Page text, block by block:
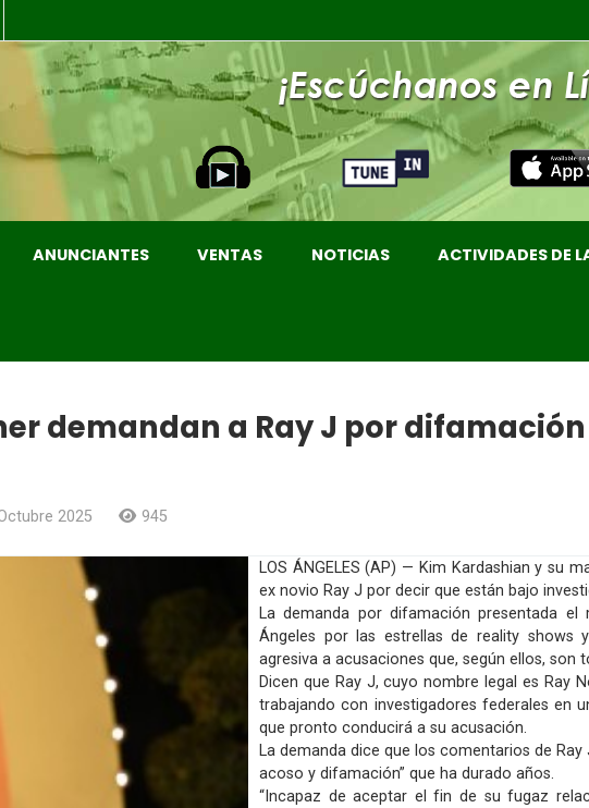
ANUNCIANTES VENTAS NOTICIAS ACTIVIDADES DE
demandan a Ray J por
2025 945
LOS ÁNGELES (AP) — Kim Kardashian y su
ex novio Ray J por decir que están bajo
La demanda por difamación presentada
Ángeles por las estrellas de reality shows
agresiva a acusaciones que, según ellos, son
Dicen que Ray J, cuyo nombre legal es Ray
trabajando con investigadores federales en
que pronto conducirá a su acusación.
La demanda dice que los comentarios de
acoso y difamación” que ha durado años.
“Incapaz de aceptar el fin de su fugaz